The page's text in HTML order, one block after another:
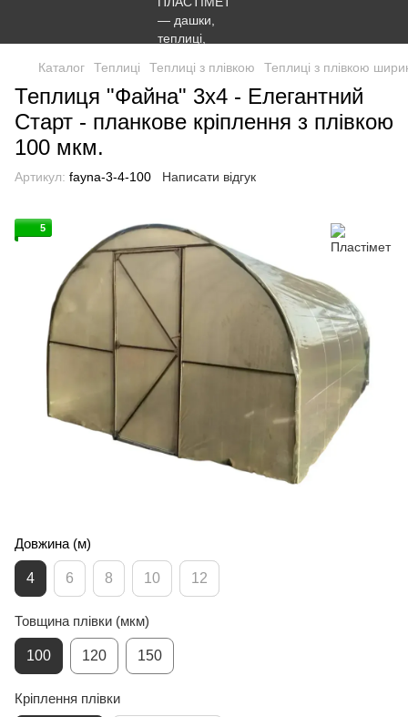
Каталог Теплиці Теплиці з плівкою Теплиці з плівкою
Теплиця "Файна" 3х4 - Елегантний
Старт - планкове кріплення з плівкою
100 мкм.
Артикул: fayna-3-4-100 Написати відгук
5
Довжина (м)
4 6 8 10 12
Товщина плівки (мкм)
100 120 150
Кріплення плівки